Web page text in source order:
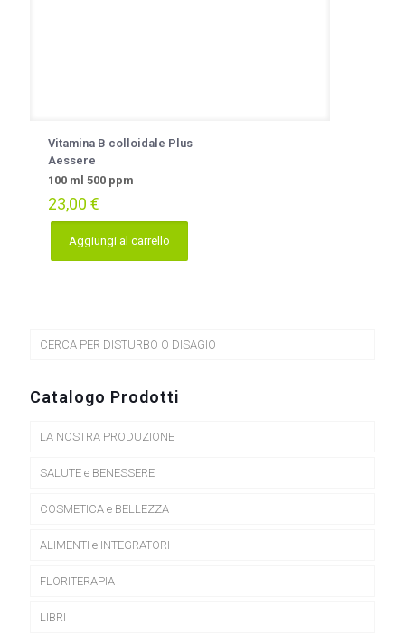
Vitamina B colloidale Plus
Aessere
100 ml 500 ppm
23,00 €
Aggiungi al carrello
CERCA PER DISTURBO O DISAGIO
Catalogo Prodotti
LA NOSTRA PRODUZIONE
SALUTE e BENESSERE
COSMETICA e BELLEZZA
ALIMENTI e INTEGRATORI
FLORITERAPIA
LIBRI